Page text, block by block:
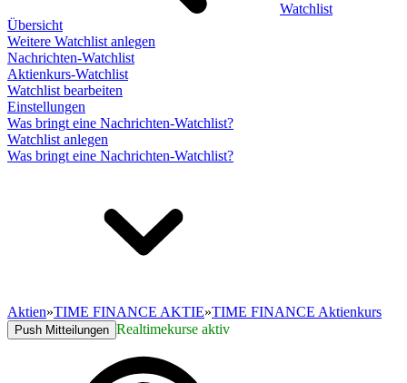
Watchlist
Übersicht
Weitere Watchlist anlegen
Nachrichten-Watchlist
Aktienkurs-Watchlist
Watchlist bearbeiten
Einstellungen
Was bringt eine Nachrichten-Watchlist?
Watchlist anlegen
Was bringt eine Nachrichten-Watchlist?
Aktien»TIME FINANCE AKTIE»TIME FINANCE Aktienkurs
Push Mitteilungen Realtimekurse aktiv